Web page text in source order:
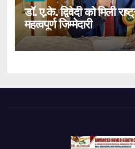
डॉ. ए.के. द्विवेदी को मिली
महत्वपूर्ण जिम्मेदारी